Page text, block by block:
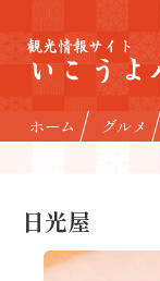
観光情報サイト
いこうよ
ホーム グルメ
日光屋